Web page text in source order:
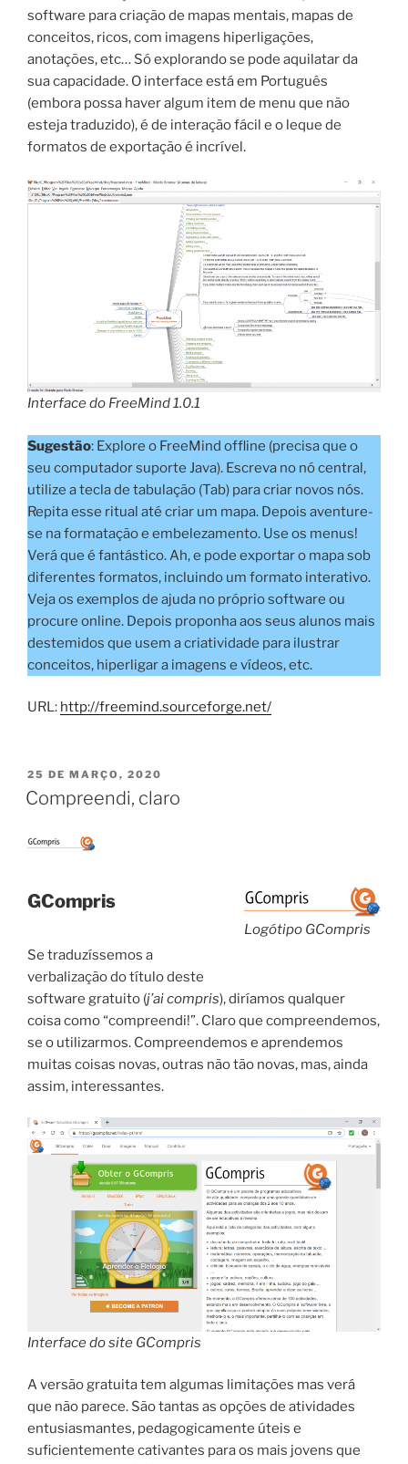
software para criação de mapas mentais, mapas de
conceitos, ricos, com imagens hiperligações,
anotações, etc… Só explorando se pode aquilatar da
sua capacidade. O interface está em Português
(embora possa haver algum item de menu que não
esteja traduzido), é de interação fácil e o leque de
formatos de exportação é incrível.
Interface do FreeMind 1.0.1
Sugestão: Explore o FreeMind offline (precisa que o
seu computador suporte Java). Escreva no nó central,
utilize a tecla de tabulação (Tab) para criar novos nós.
Repita esse ritual até criar um mapa. Depois aventure-
se na formatação e embelezamento. Use os menus!
Verá que é fantástico. Ah, e pode exportar o mapa sob
diferentes formatos, incluindo um formato interativo.
Veja os exemplos de ajuda no próprio software ou
procure online. Depois proponha aos seus alunos mais
destemidos que usem a criatividade para ilustrar
conceitos, hiperligar a imagens e vídeos, etc.
URL: http://freemind.sourceforge.net/
PUBLICADO
EM
25 DE MARÇO, 2020
Compreendi, claro
Logótipo GCompris
GCompris
Se traduzíssemos a
verbalização do título deste
software gratuito (j’ai compris), diríamos qualquer
coisa como “compreendi!”. Claro que compreendemos,
se o utilizarmos. Compreendemos e aprendemos
muitas coisas novas, outras não tão novas, mas, ainda
assim, interessantes.
Interface do site GCompris
A versão gratuita tem algumas limitações mas verá
que não parece. São tantas as opções de atividades
entusiasmantes, pedagogicamente úteis e
suficientemente cativantes para os mais jovens que